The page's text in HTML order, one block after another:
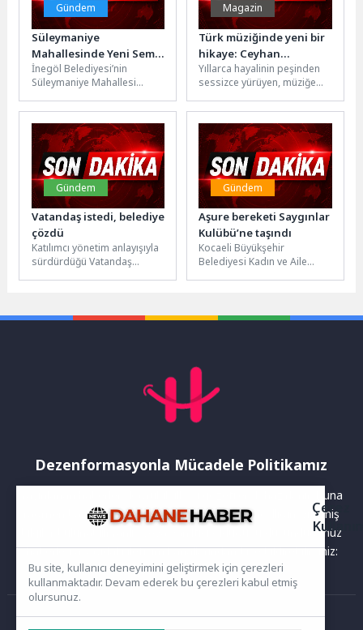
Gündem
Süleymaniye
Mahallesinde Yeni Semt
Sahası Törenle Açıldı
İnegöl Belediyesi’nin
Süleymaniye Mahallesi
yapımını tamamladığı semt
sahası ile 29 araçlık
otopark...
Magazin
Türk müziğinde yeni bir
hikaye: Ceyhan
Yılmaz’dan ‘Gözlerinin
Derininde’
Yıllarca hayalinin peşinden
sessizce yürüyen, müziğe
zaman vazgeçmeyen Ceyhan
Yılmaz, yeni teklisi...
Gündem
Vatandaş istedi, belediye
çözdü
Katılımcı yönetim anlayışıyla
sürdürdüğü Vatandaş
araya gelen...
Gündem
Aşure bereketi Saygınlar
Kulübü’ne taşındı
Kocaeli Büyükşehir
Belediyesi Kadın ve Aile
Gönüllüleri,...
Dezenformasyonla Mücadele Politikamız
Yayınlanan haberler doğruluk ilkesi gözetilerek hazırlanır. Buna
rağmen bazı içeriklerde eksik, hatalı veya güncelliğini yitirmiş
bilgiler bulunabilir.Yanlış veya yanıltıcı olduğunu düşündüğünüz
haberleri aşağıdaki iletişim kanallarından bize bildirebilirsiniz:
Çerez
Bu site, kullanıcı deneyimini geliştirmek için çerezleri
kullanmaktadır. Devam ederek bu çerezleri kabul etmiş
olursunuz.